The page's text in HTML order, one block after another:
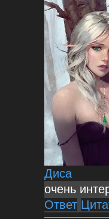
Диса
очень
Ответ